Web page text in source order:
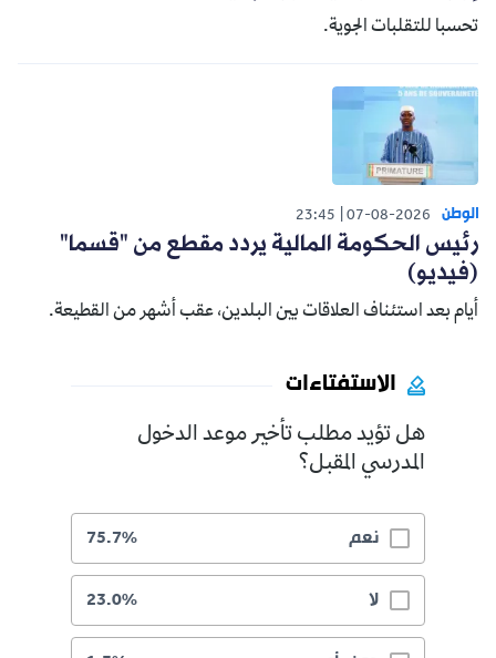
تحسبا للتقلبات الجوية.
الوطن 07-08-2026
23:45
رئيس الحكومة المالية يردد مقطع من "قسما"
(فيديو)
أيام بعد استئناف العلاقات بين البلدين، عقب أشهر من القطيعة.
الاستفتاءات
هل تؤيد مطلب تأخير موعد الدخول
المدرسي المقبل؟
نعم 75.7%
لا 23.0%